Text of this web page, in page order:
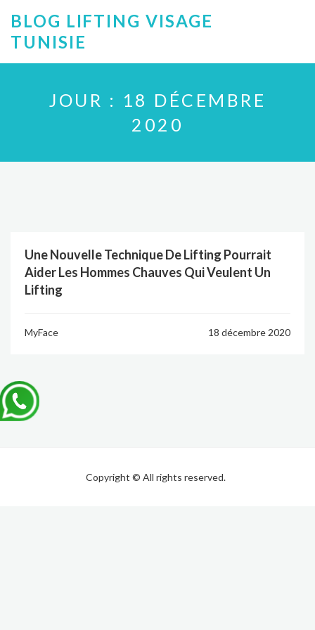
BLOG LIFTING VISAGE
TUNISIE
JOUR : 18 DÉCEMBRE
2020
Une Nouvelle Technique De Lifting Pourrait
Aider Les Hommes Chauves Qui Veulent Un
Lifting
MyFace 18 décembre 2020
Copyright © All rights reserved.